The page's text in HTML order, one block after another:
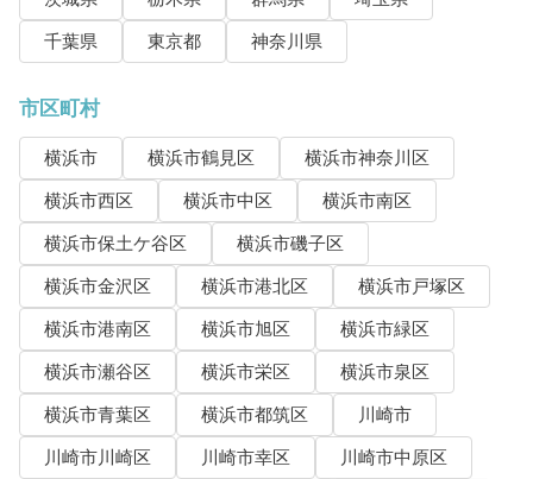
千葉県
東京都 神奈川県
市区町村
横浜市 横浜市鶴見区
横浜市神奈川区
横浜市西区
横浜市中区
横浜市南区
横浜市保土ケ谷区
横浜市磯子区
横浜市金沢区
横浜市港北区
横浜市戸塚区
横浜市港南区
横浜市旭区
横浜市緑区
横浜市瀬谷区
横浜市栄区
横浜市泉区
横浜市青葉区
横浜市都筑区
川崎市
川崎市川崎区
川崎市幸区
川崎市中原区